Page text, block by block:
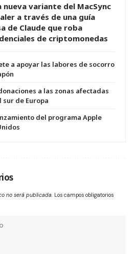
nueva variante del MacSync
a través de una guía
de Claude que roba
de criptomonedas
a apoyar las labores de socorro
a las zonas afectadas
sur de Europa
del programa Apple
no será publicada. Los campos obligatorios